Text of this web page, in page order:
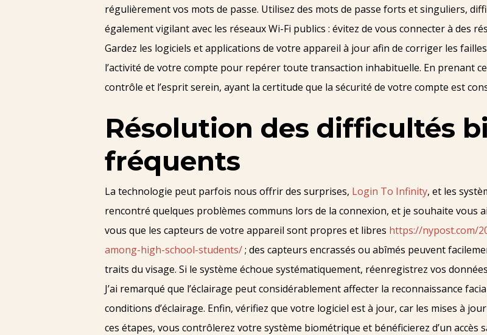
régulièrement vos mots de passe. Utilisez des mots de passe forts et singuliers,
également vigilant avec les réseaux Wi-Fi publics : évitez de vous connecter à des
Gardez les logiciels et applications de votre appareil à jour afin de corriger les
l’activité de votre compte pour repérer toute transaction inhabituelle. En prenant
contrôle et l’esprit serein, ayant la certitude que la sécurité de votre compte est
Résolution des difficultés
fréquents
La technologie peut parfois nous offrir des surprises, Login To Infinity, et les
rencontré quelques problèmes communs lors de la connexion, et je souhaite vous
vous que les capteurs de votre appareil sont propres et libres https://nypost.com/
among-high-school-students/; des capteurs encrassés ou abîmés peuvent
traits du visage. Si le système échoue systématiquement, réenregistrez vos
J’ai remarqué que l’éclairage peut considérablement affecter la reconnaissance
conditions d’éclairage. Enfin, vérifiez que votre logiciel est à jour, car les mises à
ces étapes, vous contrôlerez votre système biométrique et bénéficierez d’un